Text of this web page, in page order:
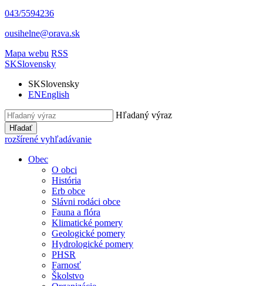
043/5594236
ousihelne@orava.sk
Mapa webu RSS
SKSlovensky
SKSlovensky
ENEnglish
Hľadaný výraz
Hľadať
rozšírené vyhľadávanie
Obec
O obci
História
Erb obce
Slávni rodáci obce
Fauna a flóra
Klimatické pomery
Geologické pomery
Hydrologické pomery
PHSR
Farnosť
Školstvo